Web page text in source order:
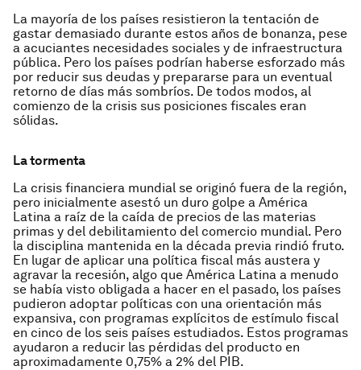
La mayoría de los países resistieron la tentación de
gastar demasiado durante estos años de bonanza, pese
a acuciantes necesidades sociales y de infraestructura
pública. Pero los países podrían haberse esforzado más
por reducir sus deudas y prepararse para un eventual
retorno de días más sombríos. De todos modos, al
comienzo de la crisis sus posiciones fiscales eran
sólidas.
La tormenta
La crisis financiera mundial se originó fuera de la región,
pero inicialmente asestó un duro golpe a América
Latina a raíz de la caída de precios de las materias
primas y del debilitamiento del comercio mundial. Pero
la disciplina mantenida en la década previa rindió fruto.
En lugar de aplicar una política fiscal más austera y
agravar la recesión, algo que América Latina a menudo
se había visto obligada a hacer en el pasado, los países
pudieron adoptar políticas con una orientación más
expansiva, con programas explícitos de estímulo fiscal
en cinco de los seis países estudiados. Estos programas
ayudaron a reducir las pérdidas del producto en
aproximadamente 0,75% a 2% del PIB.